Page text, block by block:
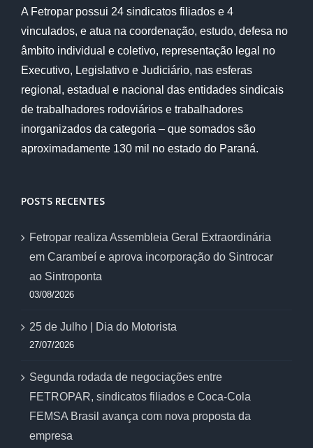
A Fetropar possui 24 sindicatos filiados e 4
vinculados, e atua na coordenação, estudo, defesa no
âmbito individual e coletivo, representação legal no
Executivo, Legislativo e Judiciário, nas esferas
regional, estadual e nacional das entidades sindicais
de trabalhadores rodoviários e trabalhadores
inorganizados da categoria – que somados são
aproximadamente 130 mil no estado do Paraná.
POSTS RECENTES
Fetropar realiza Assembleia Geral Extraordinária
em Carambeí e aprova incorporação do Sintrocar
ao Sintroponta
03/08/2026
25 de Julho | Dia do Motorista
27/07/2026
Segunda rodada de negociações entre
FETROPAR, sindicatos filiados e Coca-Cola
FEMSA Brasil avança com nova proposta da
empresa